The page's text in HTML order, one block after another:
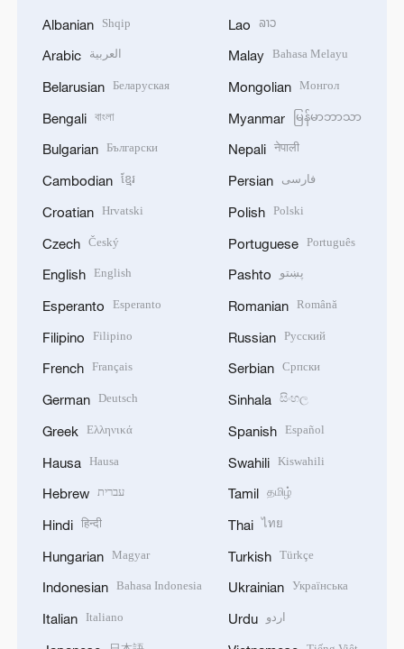
Albanian Shqip
Arabic العربية
Belarusian Беларуская
Bengali বাংলা
Bulgarian Български
Cambodian ខ្មែរ
Croatian Hrvatski
Czech Český
English English
Esperanto Esperanto
Filipino Filipino
French Français
German Deutsch
Greek Ελληνικά
Hausa Hausa
Hebrew עברית
Hindi हिन्दी
Hungarian Magyar
Indonesian Bahasa Indonesia
Italian Italiano
Lao ລາວ
Malay Bahasa Melayu
Mongolian Монгол
Myanmar မြန်မာဘာသာ
Nepali नेपाली
Persian فارسی
Polish Polski
Portuguese Português
Pashto پښتو
Romanian Română
Russian Русский
Serbian Српски
Sinhala සිංහල
Spanish Español
Swahili Kiswahili
Tamil தமிழ்
Thai ไทย
Turkish Türkçe
Ukrainian Українська
Urdu اردو